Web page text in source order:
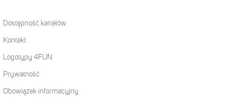
Dostępność kanałów
Kontakt
Logotypy 4FUN
Prywatność
Obowiązek informacyjny